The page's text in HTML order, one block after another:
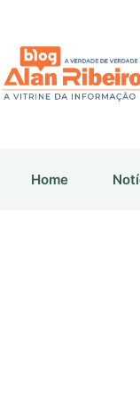
conteúdo
Home